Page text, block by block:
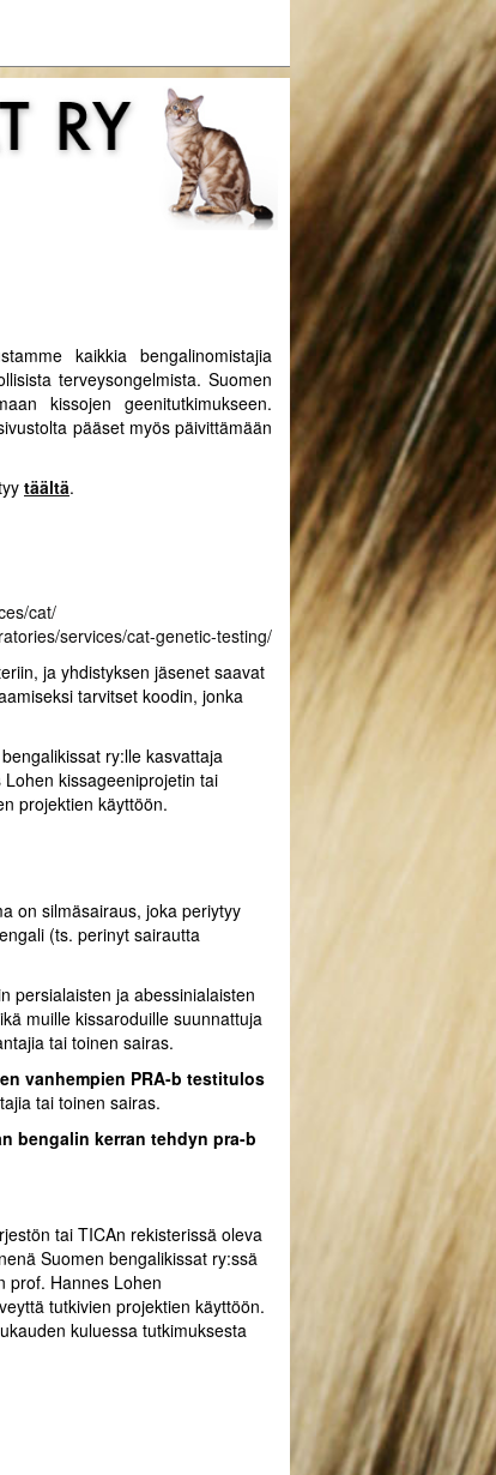
kaikkia bengalinomistajia
terveysongelmista. Suomen
kissojen geenitutkimukseen.
pääset myös päivittämään
täältä.
cat/
services/cat-genetic-testing/
ja yhdistyksen jäsenet saavat
tarvitset koodin, jonka
ry:lle kasvattaja
kissageeniprojetin tai
projektien käyttöön.
on silmäsairaus, joka periytyy
(ts. perinyt sairautta
persialaisten ja abessinialaisten
muille kissaroduille suunnattuja
tai toinen sairas.
vanhempien PRA-b testitulos
tai toinen sairas.
bengalin kerran tehdyn pra-b
tai TICAn rekisterissä oleva
Suomen bengalikissat ry:ssä
prof. Hannes Lohen
tutkivien projektien käyttöön.
kuluessa tutkimuksesta